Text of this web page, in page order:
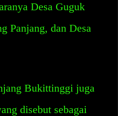
Desa Guguk
Panjang, dan Desa
Bukittinggi juga
disebut sebagai